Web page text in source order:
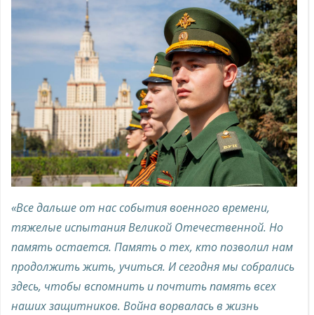
«Все дальше от нас события военного времени,
тяжелые испытания Великой Отечественной. Но
память остается. Память о тех, кто позволил нам
продолжить жить, учиться. И сегодня мы собрались
здесь, чтобы вспомнить и почтить память всех
наших защитников. Война ворвалась в жизнь